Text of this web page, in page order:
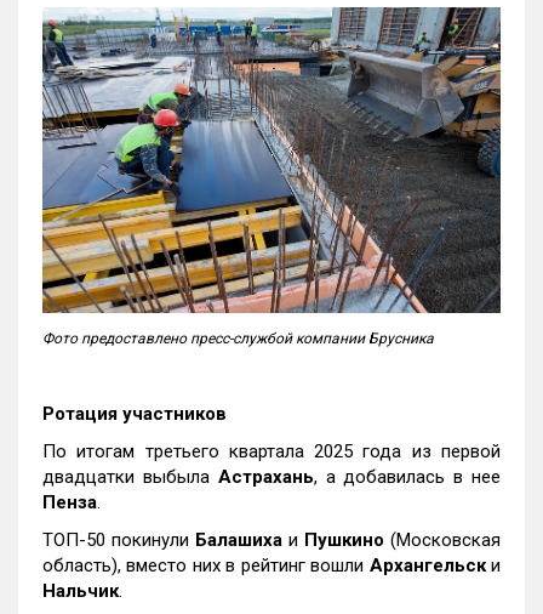
Фото предоставлено пресс-службой компании Брусника
Ротация участников
По итогам третьего квартала 2025 года из первой
двадцатки выбыла Астрахань, а добавилась в нее
Пенза.
ТОП-50 покинули Балашиха и Пушкино (Московская
область), вместо них в рейтинг вошли Архангельски
Нальчик.